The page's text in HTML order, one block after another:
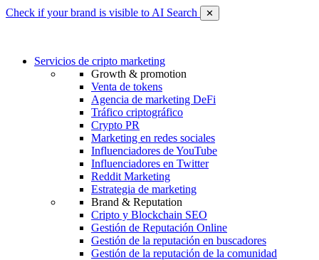
Check if your brand is visible to AI Search ✕
Servicios de cripto marketing
Growth & promotion
Venta de tokens
Agencia de marketing DeFi
Tráfico criptográfico
Crypto PR
Marketing en redes sociales
Influenciadores de YouTube
Influenciadores en Twitter
Reddit Marketing
Estrategia de marketing
Brand & Reputation
Cripto y Blockchain SEO
Gestión de Reputación Online
Gestión de la reputación en buscadores
Gestión de la reputación de la comunidad